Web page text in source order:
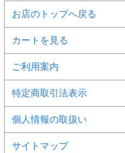
お店のトップへ戻る
カートを見る
ご利用案内
特定商取引法表示
個人情報の取扱い
サイトマップ